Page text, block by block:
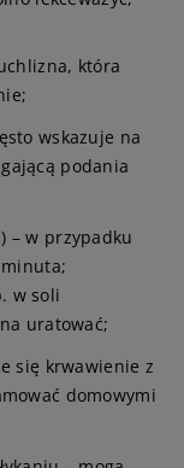
która
wskazuje na
podania
– w przypadku
w soli
uratować;
się krwawienie z
domowymi